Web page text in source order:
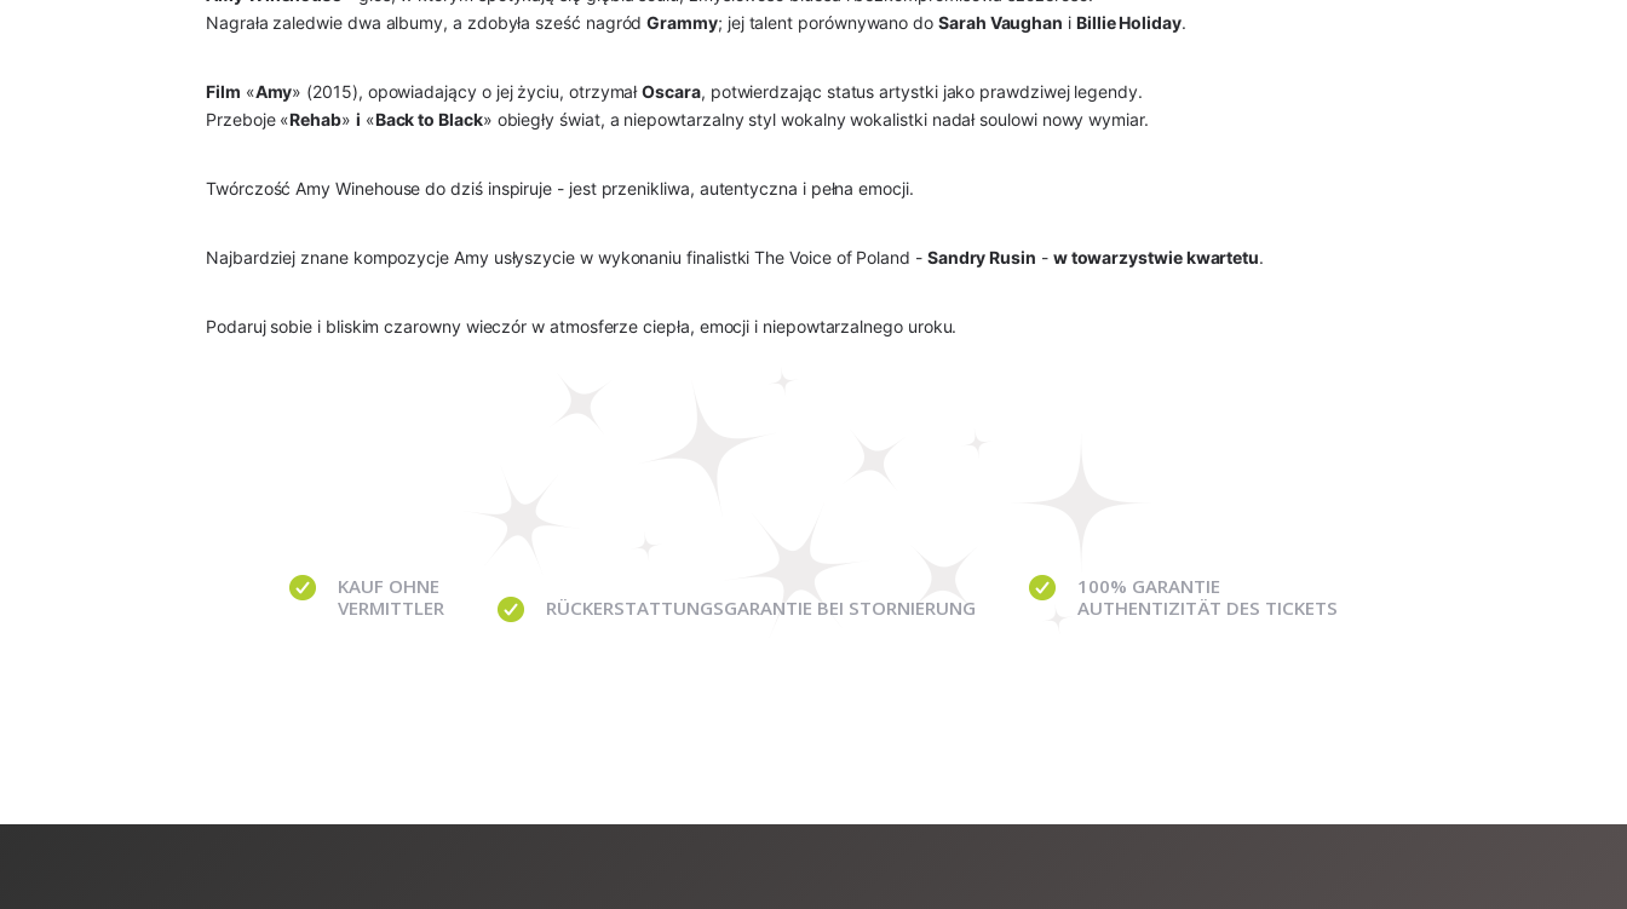
Nagrała zaledwie dwa albumy, a zdobyła sześć nagródGrammy; jej talent porównywano doSarah Vaughan i Billie Holiday.
Film «Amy» (2015), opowiadający o jej życiu, otrzymałOscara, potwierdzając status artystki jako prawdziwej legendy.
Przeboje «Rehab» i «Back to Black» obiegły świat, a niepowtarzalny styl wokalny wokalistki nadał soulowi nowy wymiar.
Twórczość Amy Winehouse do dziś inspiruje - jest przenikliwa, autentyczna i pełna emocji.
Najbardziej znane kompozycje Amy usłyszycie w wykonaniu finalistkiThe Voice of Poland - Sandry Rusin - w towarzystwie kwartetu.
Podaruj sobie i bliskim czarowny wieczór w atmosferze ciepła, emocji i niepowtarzalnego uroku.
KAUF OHNE
VERMITTLER
RÜCKERSTATTUNGSGARANTIE BEI STORNIERUNG
100% GARANTIE
AUTHENTIZITÄT DES TICKETS